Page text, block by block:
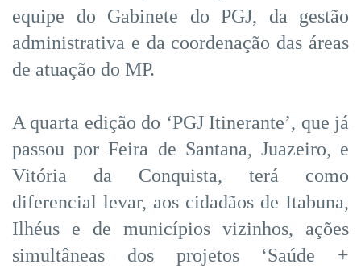
equipe do Gabinete do PGJ, da gestão
administrativa e da coordenação das áreas
de atuação do MP.
A quarta edição do ‘PGJ Itinerante’, que já
passou por Feira de Santana, Juazeiro, e
Vitória da Conquista, terá como
diferencial levar, aos cidadãos de Itabuna,
Ilhéus e de municípios vizinhos, ações
simultâneas dos projetos ‘Saúde +